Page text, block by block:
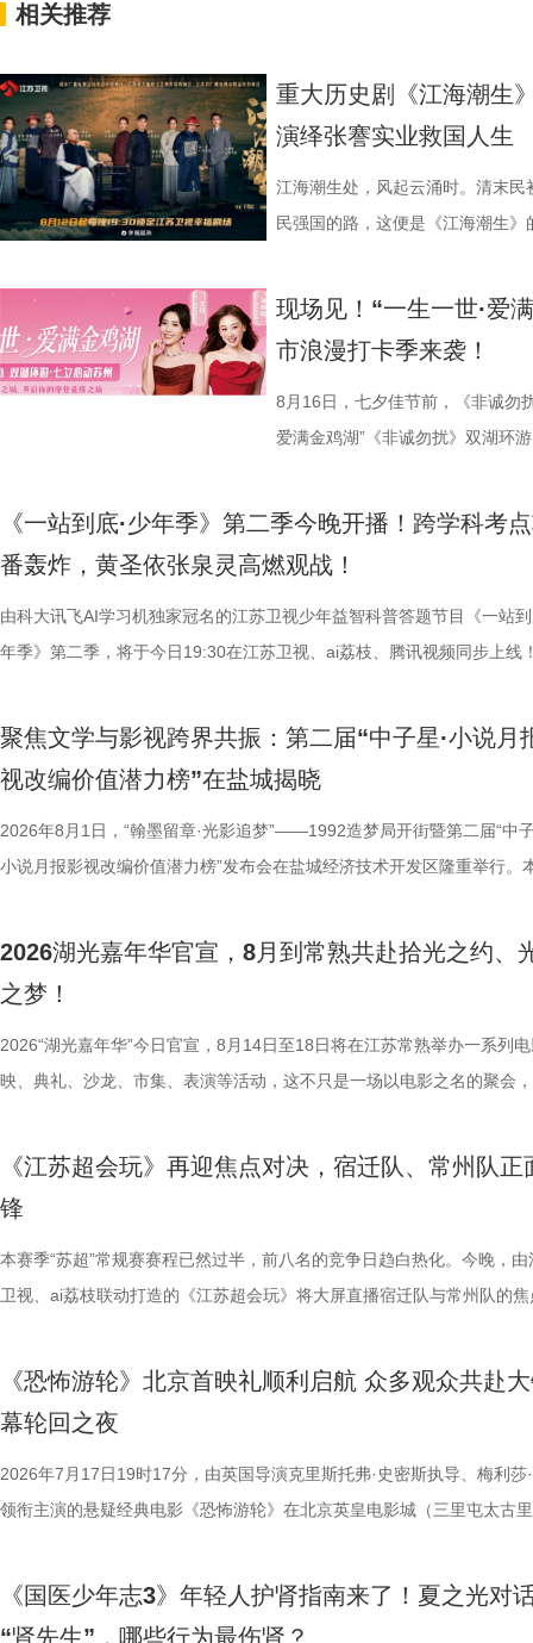
相关推荐
重大历史剧《江海潮生
演绎张謇实业救国人生
江海潮生处，风起云涌时。清末
民强国的路，这便是《江海潮生
材文艺创作资助项目、 江苏省广
份有限公司、中共南通市委宣传
衔主演（按姓氏笔画排序），打
的人生历程，引领观众在百年时光
正剧框架 讲述一位“状元”的
后就要挨打的现实，他毅然放弃
业、兴教育、兴城市推动南通成为
的发展进程。 爱国、救国、
剧张强表示：“当国家和民族面临
中国早期企业家兴办实业、产业
情怀、富民理想和社会责任，凝练
神，力求为新时代企业家精神
张謇立足中华文化、拥抱时
架，以“实业报国”为主轴，围绕
以充满张力的情节脉络再现丰满
集结顶尖创作力量，白玉兰
之一，总导演王伟民执导过《孤
陈敏正担任造型指导、《天下长
慎欣担任本剧顾问。 在演员
果敢与家国赤诚，何冰大量阅读
角色，以形神兼备的演绎，将
中，杨立新饰演的通州巨商沈敬
现场见！“一生一世·爱
市浪漫打卡季来袭！
8月16日，七夕佳节前，《非诚勿
爱满金鸡湖”《非诚勿扰》双湖环
《非诚勿扰》节目组联合苏州工
珏、孙嬿婉将携手《非诚勿扰》
组成“打卡团”阵容，带领多组情
觅缘之旅。 图片8.png 苏州是一
依托金鸡湖与独墅湖双湖水域联
02、独墅湖月亮湾码头、飞翔雕
融天幕、月光码头九大地标，让
浪漫故事。 图片9.png 打卡之旅
02两座旅游驿站，在“婚拍友好驿
鸡湖全景，随后前往苏州当代美
动。夜幕降临，活动转场至圆融
节，参与者将获颁“觅缘通关证书
与心动的城市漫游，一次《非诚
片11.png
《一站到底·少年季》第二季今晚开播！跨学科考
番轰炸，黄圣依张泉灵高燃观战！
由科大讯飞AI学习机独家冠名的江苏卫视少年益智科普答题节目《一站到
年季》第二季，将于今日19:30在江苏卫视、ai荔枝、腾讯视频同步上线
量。首期赛场就将迎来二选一残酷对决，十位选手分为两支战队同台竞
而出？答案今晚揭晓！ PBL项目挑战开启！少年们直面多重考
较于第一季，本季赛制紧扣新课标要求和育人导向实现全方位升级，创
PBL项目挑战模式，模拟真实学习场景，让学习跳出纸面、落地实践，
加持、学科专家权威解读，以科学化、专业化教育力量赋能少年成长，
力。 节目通过抢位赛、团队轮答赛、项目挑战赛三重递进式竞技体
方位检验少年们的综合素养。首轮抢位赛考验选手们的空间几何能力，
年凭借扎实数理基础与超快临场反应同台竞速、排名定序，为后续战队
料，掌握幻方、数独、杨辉三角、九章算术、圆周率、张衡历法、古诗
可直接解锁终极项目挑战专属资源包，在最后一关抢占天然优势。
阵作为终极试炼的PBL项目挑战，跳出传统纸笔答题框架，少年们将前
的知识全部投入实操应用，在任务场景中探索、拆解问题，灵活运用数
典古诗词，实现数理逻辑与传统文化的深度融合，全方位考验少年们的
宇轩、陈铭意两位专业领队分别带队布局，两种截然不同的带队风格、
路正面交锋，谁将更胜一筹、成功晋级下一赛程？今晚拭目以待！
理性剖析战局，“班主任”黄圣依暖心回归 首期节目迎来张泉灵惊喜
刻启发。在激烈的赛场比拼中，张泉灵看见少年们思路受阻后及时调整
聚焦文学与影视跨界共振：第二届“中子星·小说月
视改编价值潜力榜”在盐城揭晓
2026年8月1日，“翰墨留章·光影追梦”——1992造梦局开街暨第二届“中
小说月报影视改编价值潜力榜”发布会在盐城经济技术开发区隆重举行。
化广电和旅游局、盐城经济技术开发区指导，江苏世纪新城投资控股集
达文化传媒公司联合主办，盐城师范学院、盐城幼儿师范高等专科学校
活动当天，众多知名编剧、导演、作家、行业专家、平台代表及影视公
人齐聚一堂，共同见证文学与影视两大艺术形态的深度对话与跨界共振
作，点亮IP改编新航向 作为本次活动的核心环节，第二届“中子星·小说
《小说月报》《小说月报·大字版》《小说月报原创版》《科幻立方》四
名文学期刊2024年第9期至2025年第12期上刊载的480余篇小说中甄选
影视改编潜力的佳作，旨在为影视行业输送优质文本，搭建文学与影视
复评阶段共有18篇作品入围，涵盖短篇、中篇、科幻三大类别。经过终
终评的9篇作品分别为： 活动现场，主办方为上榜作者颁发荣誉证书。
动总策划及推介人、著名编剧、导演陈宇对上榜作品进行了影视改编价
介。他结合市场前景与创作经验，深度剖析了每部作品的故事内核、人
引。 第二届“中子星·小说月报影视改编价值潜力榜”的圆满落幕不仅是对
2026湖光嘉年华官宣，8月到常熟共赴拾光之约、
之梦！
2026“湖光嘉年华”今日官宣，8月14日至18日将在江苏常熟举办一系列
映、典礼、沙龙、市集、表演等活动，这不只是一场以电影之名的聚会
「观看」「典礼」「理解」「生活」「参与」五大主题活动单元，邀请
连接的集体体验。 同步发布的主视觉海报与主题活动单元海报，以常熟
步路线“雄鹰线”为灵感、以“雕刻现在 飞向未来”为寓意，绚烂的湖面与斑
线路相映成趣，将为观众打开一条光影与现实交织的道路，解锁影像艺
湖光嘉年华下属的「观看」单元，将精选中外经典电影，为观众献上兼
深度融合常熟的自然肌理与人文底蕴，在常熟的湖光山色里搭建户外银
观众在不同的自然与文化场域中，获得前所未有的沉浸式光影体验。本
影片，都将通过公益放映形式开放预约，借此让电影回归大众。 「典礼
以“回望十年光影、致敬同行伙伴、开启全新未来”为主线，在表彰“拾光
《江苏超会玩》再迎焦点对决，宿迁队、常州队正
锋
本赛季“苏超”常规赛赛程已然过半，前八名的竞争日趋白热化。今晚，由
卫视、ai荔枝联动打造的《江苏超会玩》将大屏直播宿迁队与常州队的焦
袂为大家带来比赛的精彩解读。目前，在积分榜上，宿迁队与常州队同
球队的排名位次。 大胜无锡士气高涨，宿迁主场静候强敌 “苏超”上一个
日，最精彩的对决当属宿迁队客场挑战无锡队。最终，宿迁队反客为主
高驰的梅开二度，以4:2战胜无锡队，终结对手不败金身。这场胜利，让
在他看来，无锡队是综合实力很强的队伍，自己和队友只能全程依靠高
《恐怖游轮》北京首映礼顺利启航 众多观众共赴
幕轮回之夜
2026年7月17日19时17分，由英国导演克里斯托弗·史密斯执导、梅利莎
领衔主演的悬疑经典电影《恐怖游轮》在北京英皇电影城（三里屯太古
被全球影迷奉为“无限循环题材鼻祖”的影片首次登陆内地大银幕。 17年
《国医少年志3》年轻人护肾指南来了！夏之光对
“肾先生”，哪些行为最伤肾？